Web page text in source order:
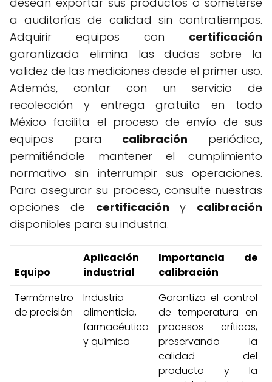
a auditorías de calidad sin contratiempos.
Adquirir equipos con certificación
garantizada elimina las dudas sobre la
validez de las mediciones desde el primer uso.
Además, contar con un servicio de
recolección y entrega gratuita en todo
México facilita el proceso de envío de sus
equipos para calibración periódica,
permitiéndole mantener el cumplimiento
normativo sin interrumpir sus operaciones.
Para asegurar su proceso, consulte nuestras
opciones de certificación y calibración
disponibles para su industria.
Equipo
Aplicación
industrial
Importancia de
calibración
Termómetro
de precisión
Industria
alimenticia,
farmacéutica
y química
Garantiza el control
de temperatura en
procesos críticos,
preservando la
calidad del
producto y la